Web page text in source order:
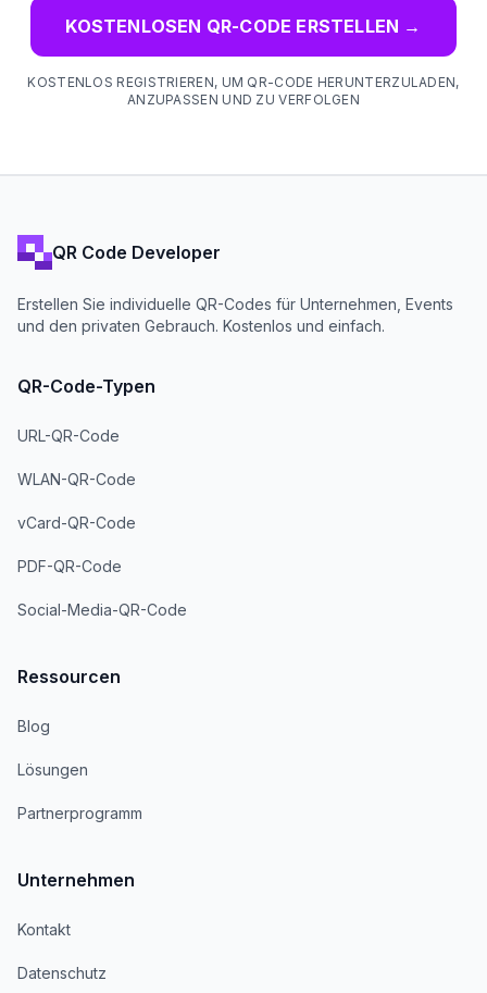
KOSTENLOSEN QR-CODE ERSTELLEN →
KOSTENLOS REGISTRIEREN, UM QR-CODE HERUNTERZULADEN,
ANZUPASSEN UND ZU VERFOLGEN
QR Code Developer
Erstellen Sie individuelle QR-Codes für Unternehmen, Events
und den privaten Gebrauch. Kostenlos und einfach.
QR-Code-Typen
URL-QR-Code
WLAN-QR-Code
vCard-QR-Code
PDF-QR-Code
Social-Media-QR-Code
Ressourcen
Blog
Lösungen
Partnerprogramm
Unternehmen
Kontakt
Datenschutz